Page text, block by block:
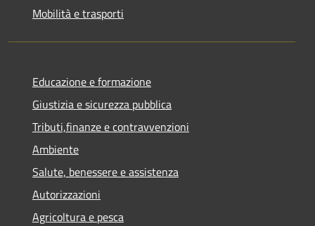
Mobilità e trasporti
Educazione e formazione
Giustizia e sicurezza pubblica
Tributi,finanze e contravvenzioni
Ambiente
Salute, benessere e assistenza
Autorizzazioni
Agricoltura e pesca